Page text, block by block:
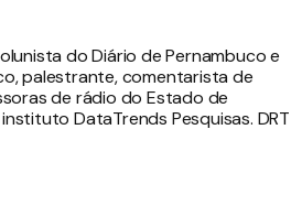
do Diário de Pernambuco e
palestrante, comentarista de
de rádio do Estado de
DataTrends Pesquisas. DRT